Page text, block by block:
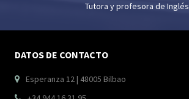
Tutora y profesora de Inglés
DATOS DE CONTACTO
 Esperanza 12 | 48005 Bilbao